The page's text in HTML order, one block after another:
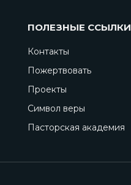
ПОЛЕЗНЫЕ ССЫЛКИ
Контакты
Пожертвовать
Проекты
Символ веры
Пасторская академия